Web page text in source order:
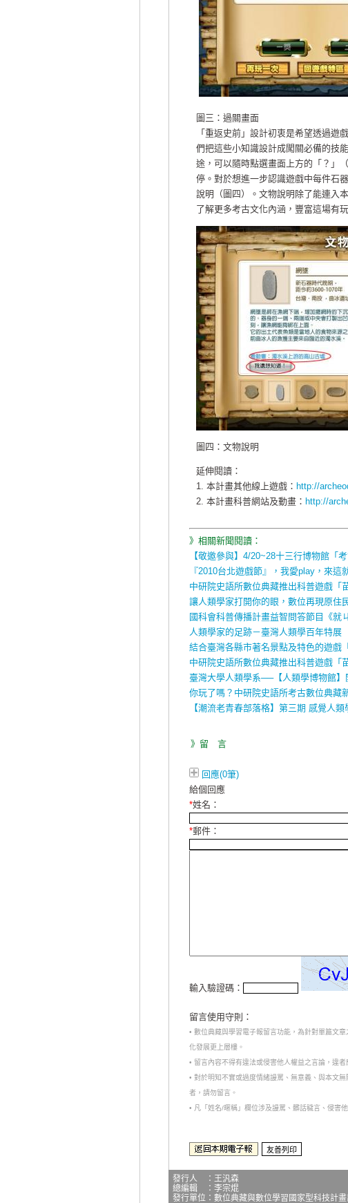
圖三：過關畫面
「重返史前」設計初衷是希望透過遊
們把這些小知識設計成闖關必備的技
途，可以隨時點選畫面上方的「？」
停。對於想進一步認識遊戲中每件石
說明（圖四）。文物說明除了能連入
了解更多考古文化內涵，豐富這場有
圖四：文物說明
延伸閱讀：
1. 本計畫其他線上遊戲： http://
2. 本計畫科普網站及動畫： http://
》相關新聞閱讀：
【敬邀參與】4/20~28十三行博物館「考
『2010台北遊戲節』，我愛play，來這
中研院史語所數位典藏推出科普遊戲「
讓人類學家打開你的眼，數位再現原住
國科會科普傳播計畫益智問答節目《就
人類學家的足跡－臺灣人類學百年特展
結合臺灣各縣市著名景點及特色的遊戲
中研院史語所數位典藏推出科普遊戲「
臺灣大學人類學系──【人類學博物館】
你玩了嗎？中研院史語所考古數位典藏
【潮流老青春部落格】第三期 感覺人類
》留 言
回應(0筆)
給個回應
*姓名：
*郵件：
輸入驗證碼：
留言使用守則：
• 數位典藏與學習電子報留言功能，為針對單篇文
化發展更上層樓。
• 留言內容不得有違法或侵害他人權益之言論，違者
• 對於明知不實或過度情緒謾罵、無意義、與本文
者，請勿留言。
• 凡「姓名/暱稱」欄位涉及謾罵、髒話穢言、侵害
發行人 ：王汎森
總編輯 ：李宗焜
發行單位：數位典藏與數位學習國家型科技計